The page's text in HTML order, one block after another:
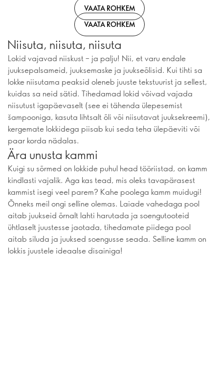
VAATA ROHKEM
VAATA ROHKEM
Niisuta, niisuta, niisuta
Lokid vajavad niiskust – ja palju! Nii, et varu endale
juuksepalsameid, juuksemaske ja juukseõlisid. Kui tihti sa
lokke niisutama peaksid oleneb juuste tekstuurist ja sellest,
kuidas sa neid sätid. Tihedamad lokid võivad vajada
niisutust igapäevaselt (see ei tähenda ülepesemist
šampooniga, kasuta lihtsalt õli või niisutavat juuksekreemi),
kergemate lokkidega piisab kui seda teha ülepäeviti või
paar korda nädalas.
Ära unusta kammi
Kuigi su sõrmed on lokkide puhul head tööriistad, on kamm
kindlasti vajalik. Aga kas tead, mis oleks tavapärasest
kammist isegi veel parem? Kahe poolega kamm muidugi!
Õnneks meil ongi selline olemas. Laiade vahedaga pool
aitab juukseid õrnalt lahti harutada ja soengutooteid
ühtlaselt juustesse jaotada, tihedamate piidega pool
aitab siluda ja juuksed soengusse seada. Selline kamm on
lokkis juustele ideaalse disainiga!